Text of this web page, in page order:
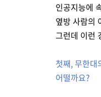
인공지능에
옆방 사람의
그런데 이런
첫째, 무한대
어떨까요?